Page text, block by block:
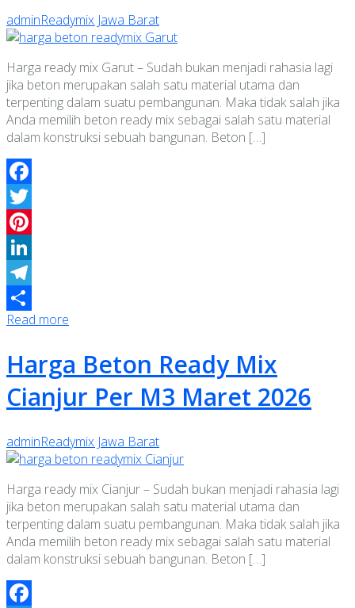
adminReadymix Jawa Barat
Harga ready mix Garut – Sudah bukan menjadi rahasia lagi
jika beton merupakan salah satu material utama dan
terpenting dalam suatu pembangunan. Maka tidak salah jika
Anda memilih beton ready mix sebagai salah satu material
dalam konstruksi sebuah bangunan. Beton […]
Facebook
Twitter
Pinterest
LinkedIn
Telegram
Share
Read more
Harga Beton Ready Mix
Cianjur Per M3 Maret 2026
adminReadymix Jawa Barat
Harga ready mix Cianjur – Sudah bukan menjadi rahasia lagi
jika beton merupakan salah satu material utama dan
terpenting dalam suatu pembangunan. Maka tidak salah jika
Anda memilih beton ready mix sebagai salah satu material
dalam konstruksi sebuah bangunan. Beton […]